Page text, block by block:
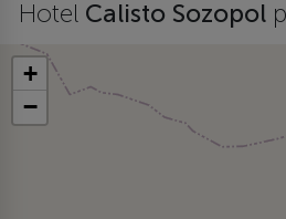
Hotel Calisto Sozopol
+
−